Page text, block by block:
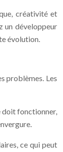
créativité et
un développeur
évolution.
problèmes. Les
doit fonctionner,
ce qui peut